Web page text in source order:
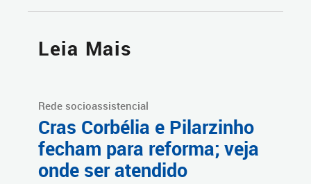
Leia Mais
Rede socioassistencial
Cras Corbélia e Pilarzinho
fecham para reforma; veja
onde ser atendido